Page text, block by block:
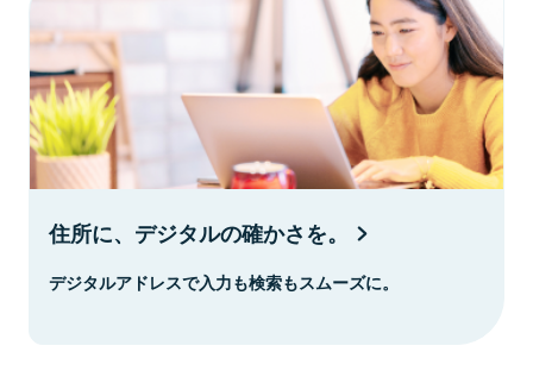
住所に、デジタルの確かさを。
デジタルアドレスで入力も検索もスムーズに。